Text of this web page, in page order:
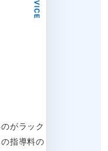
がラック
指導料の